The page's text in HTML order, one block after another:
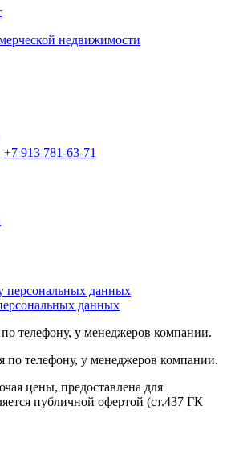
недвижимости
+7 913 781-63-71
персональных данных
данных
телефону, у менеджеров компании.
телефону, у менеджеров компании.
цены, предоставлена для
публичной офертой (ст.437 ГК